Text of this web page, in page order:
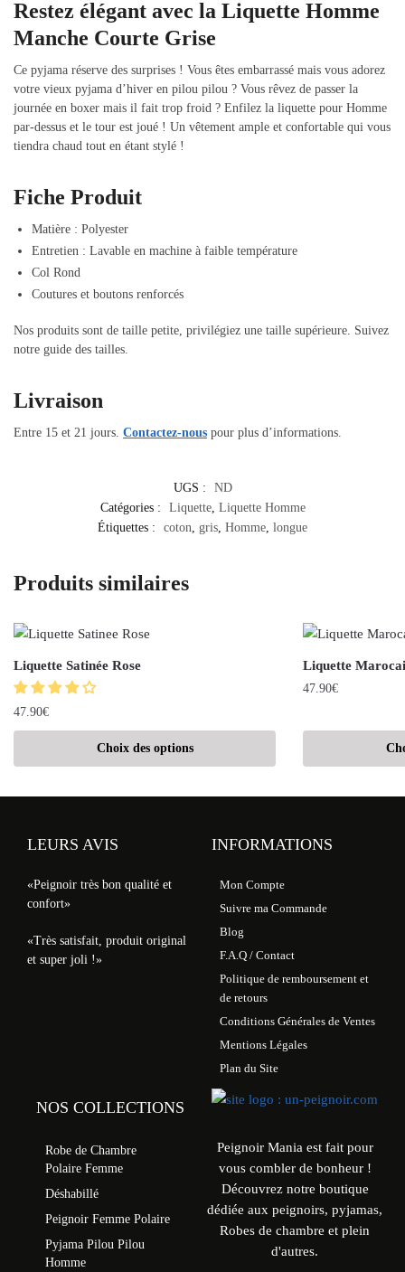
Restez élégant avec la Liquette Homme
Manche Courte Grise
Ce pyjama réserve des surprises ! Vous êtes embarrassé mais vous adorez
votre vieux pyjama d’hiver en pilou pilou ? Vous rêvez de passer la
journée en boxer mais il fait trop froid ? Enfilez la liquette pour Homme
par-dessus et le tour est joué ! Un vêtement ample et confortable qui vous
tiendra chaud tout en étant stylé !
Fiche Produit
Matière : Polyester
Entretien : Lavable en machine à faible température
Col Rond
Coutures et boutons renforcés
Nos produits sont de taille petite, privilégiez une taille supérieure. Suivez
notre guide des tailles.
Livraison
Entre 15 et 21 jours. Contactez-nous pour plus d’informations.
UGS :
ND
Catégories :
Liquette, Liquette Homme
Étiquettes :
coton, gris, Homme, longue
Produits similaires
Liquette Satinée Rose
47.90€
Choix des options
Liquette
47.90€
LEURS AVIS
«Peignoir très bon qualité et
confort»
«Très satisfait, produit original
et super joli !»
INFORMATIONS
Mon Compte
Suivre ma Commande
Blog
F.A.Q / Contact
Politique de remboursement et
de retours
Conditions Générales de Ventes
Mentions Légales
Plan du Site
NOS COLLECTIONS
Robe de Chambre
Polaire Femme
Déshabillé
Peignoir Femme Polaire
Pyjama Pilou Pilou
Homme
Peignoir Mania est fait pour
vous combler de bonheur !
Découvrez notre boutique
dédiée aux peignoirs, pyjamas,
Robes de chambre et plein
d'autres.